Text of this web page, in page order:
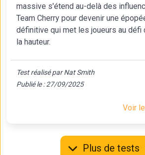
massive s'étend au-delà des
Team Cherry pour devenir une
définitive qui met les joueurs au défi
la hauteur.
Test réalisé par Nat Smith
Publié le : 27/09/2025
Voir
Plus de tests